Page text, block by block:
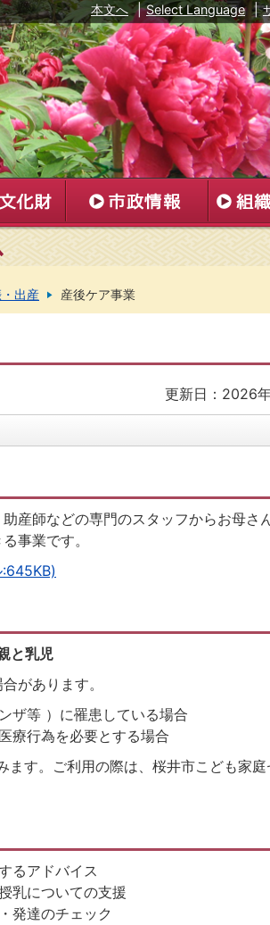
本文へ | Select Language |
出産 産後ケア事業
更新日：2026
産師などの専門のスタッフからお母さ
事業です。
と乳児
があります。
ザ等 ）に罹患している場合
療行為を必要とする場合
ます。ご利用の際は、桜井市こども家庭
るアドバイス
乳についての支援
発達のチェック